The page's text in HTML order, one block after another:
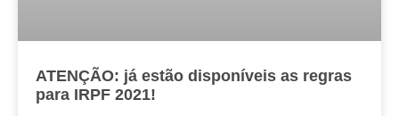
ATENÇÃO: já estão disponíveis as regras
para IRPF 2021!